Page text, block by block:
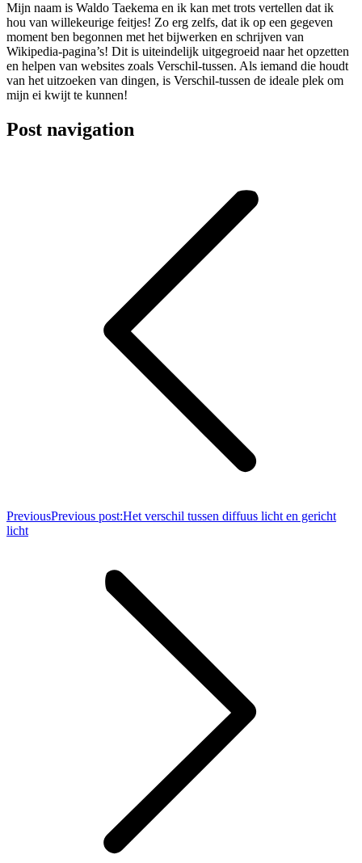
Mijn naam is Waldo Taekema en ik kan met trots vertellen dat ik
hou van willekeurige feitjes! Zo erg zelfs, dat ik op een gegeven
moment ben begonnen met het bijwerken en schrijven van
Wikipedia-pagina’s! Dit is uiteindelijk uitgegroeid naar het opzetten
en helpen van websites zoals Verschil-tussen. Als iemand die houdt
van het uitzoeken van dingen, is Verschil-tussen de ideale plek om
mijn ei kwijt te kunnen!
Post navigation
PreviousPrevious post:Het verschil tussen diffuus licht en gericht
licht